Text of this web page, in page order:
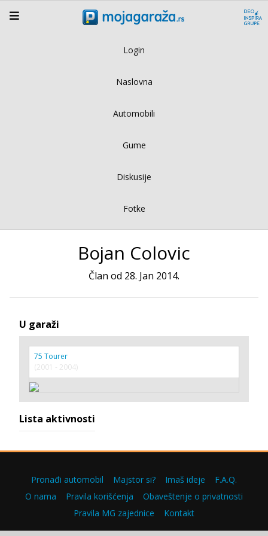
Login
Naslovna
Automobili
Gume
Diskusije
Fotke
Bojan Colovic
Član od 28. Jan 2014.
U garaži
75 Tourer
(2001 - 2004)
Lista aktivnosti
Pronađi automobil Majstor si? Imaš ideje
F.A.Q.
O nama
Pravila korišćenja
Obaveštenje o privatnosti
Pravila MG zajednice
Kontakt